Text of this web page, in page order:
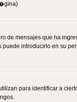
mensajes que ha
introducirlo en su
para identificar a